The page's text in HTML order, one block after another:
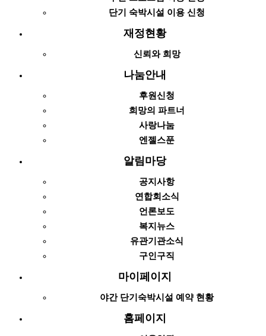
단기 숙박시설 이용 신청
재정현황
신뢰와 희망
나눔안내
후원신청
희망의 파트너
사랑나눔
엔젤스푼
알림마당
공지사항
연합회소식
언론보도
복지뉴스
유관기관소식
구인구직
마이페이지
야간 단기숙박시설 예약 현황
홈페이지